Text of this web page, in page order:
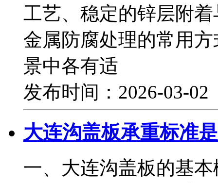
工艺、稳定的锌层附
金属防腐处理的常用
景中各有适
发布时间：2026-03-
大连沟盖板承重标准
一、大连沟盖板的基